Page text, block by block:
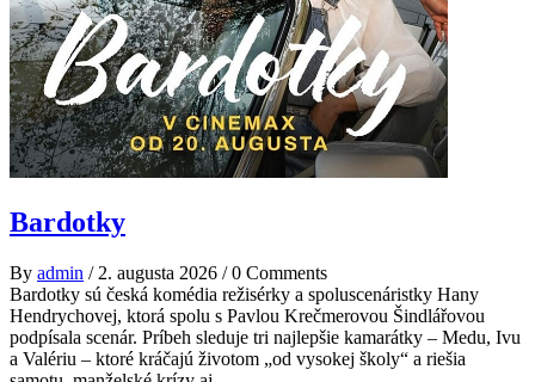
Bardotky
By admin / 2. augusta 2026 /0 Comments
Bardotky sú česká komédia režisérky a spoluscenáristky Hany
Hendrychovej, ktorá spolu s Pavlou Krečmerovou Šindlářovou
podpísala scenár. Príbeh sleduje tri najlepšie kamarátky – Medu, Ivu
a Valériu – ktoré kráčajú životom „od vysokej školy“ a riešia